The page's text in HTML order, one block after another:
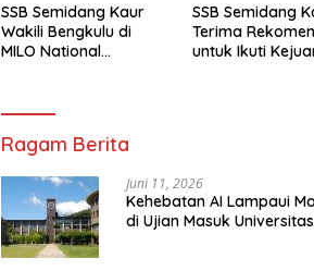
SSB Semidang Kaur
Wakili Bengkulu di
MILO National
SSB Semidang
Terima
untuk Ikuti
Ragam Berita
Juni 11, 2026
Kehebatan AI Lampaui
di Ujian Masuk Universitas